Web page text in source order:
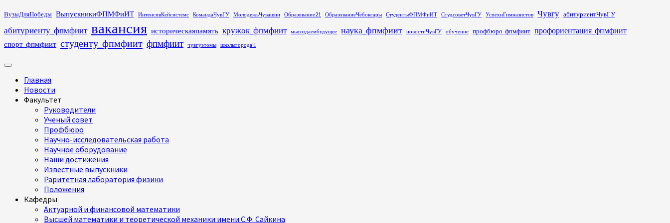
Перейти
содержимому
ВузыДляПобеды ВыпускникиФПМФиИТ ИнтенсивКейсистемс КомандаЧувГУ МолодежьЧувашии Образование21 ОбразованиеЧебоксары СтудентыФПМФиИТ СтудсоветЧувГУ УспехиГимназистов Чувгу абитуриентЧувГУ
абитуриенту_фпмфиит вакансия историческаяпамять кружок_фпмфиит мысоздаембудущее наука_фпмфиит новостиЧувГУ обучение профбюро_фпмфиит профориентация_фпмфиит
спорт_фпмфиит студенту_фпмфиит фпмфиит чувгуэтомы школыгородаЧ
Основное
Главная
Новости
Факультет
Руководители
Ученый совет
Профбюро
Научно-исследовательская работа
Научное оборудование
Наши достижения
Известные выпускники
Раритетная лаборатория физики
Положения
Кафедры
Актуарной и финансовой математики
Высшей математики и теоретической механики имени С.Ф. Сайкина